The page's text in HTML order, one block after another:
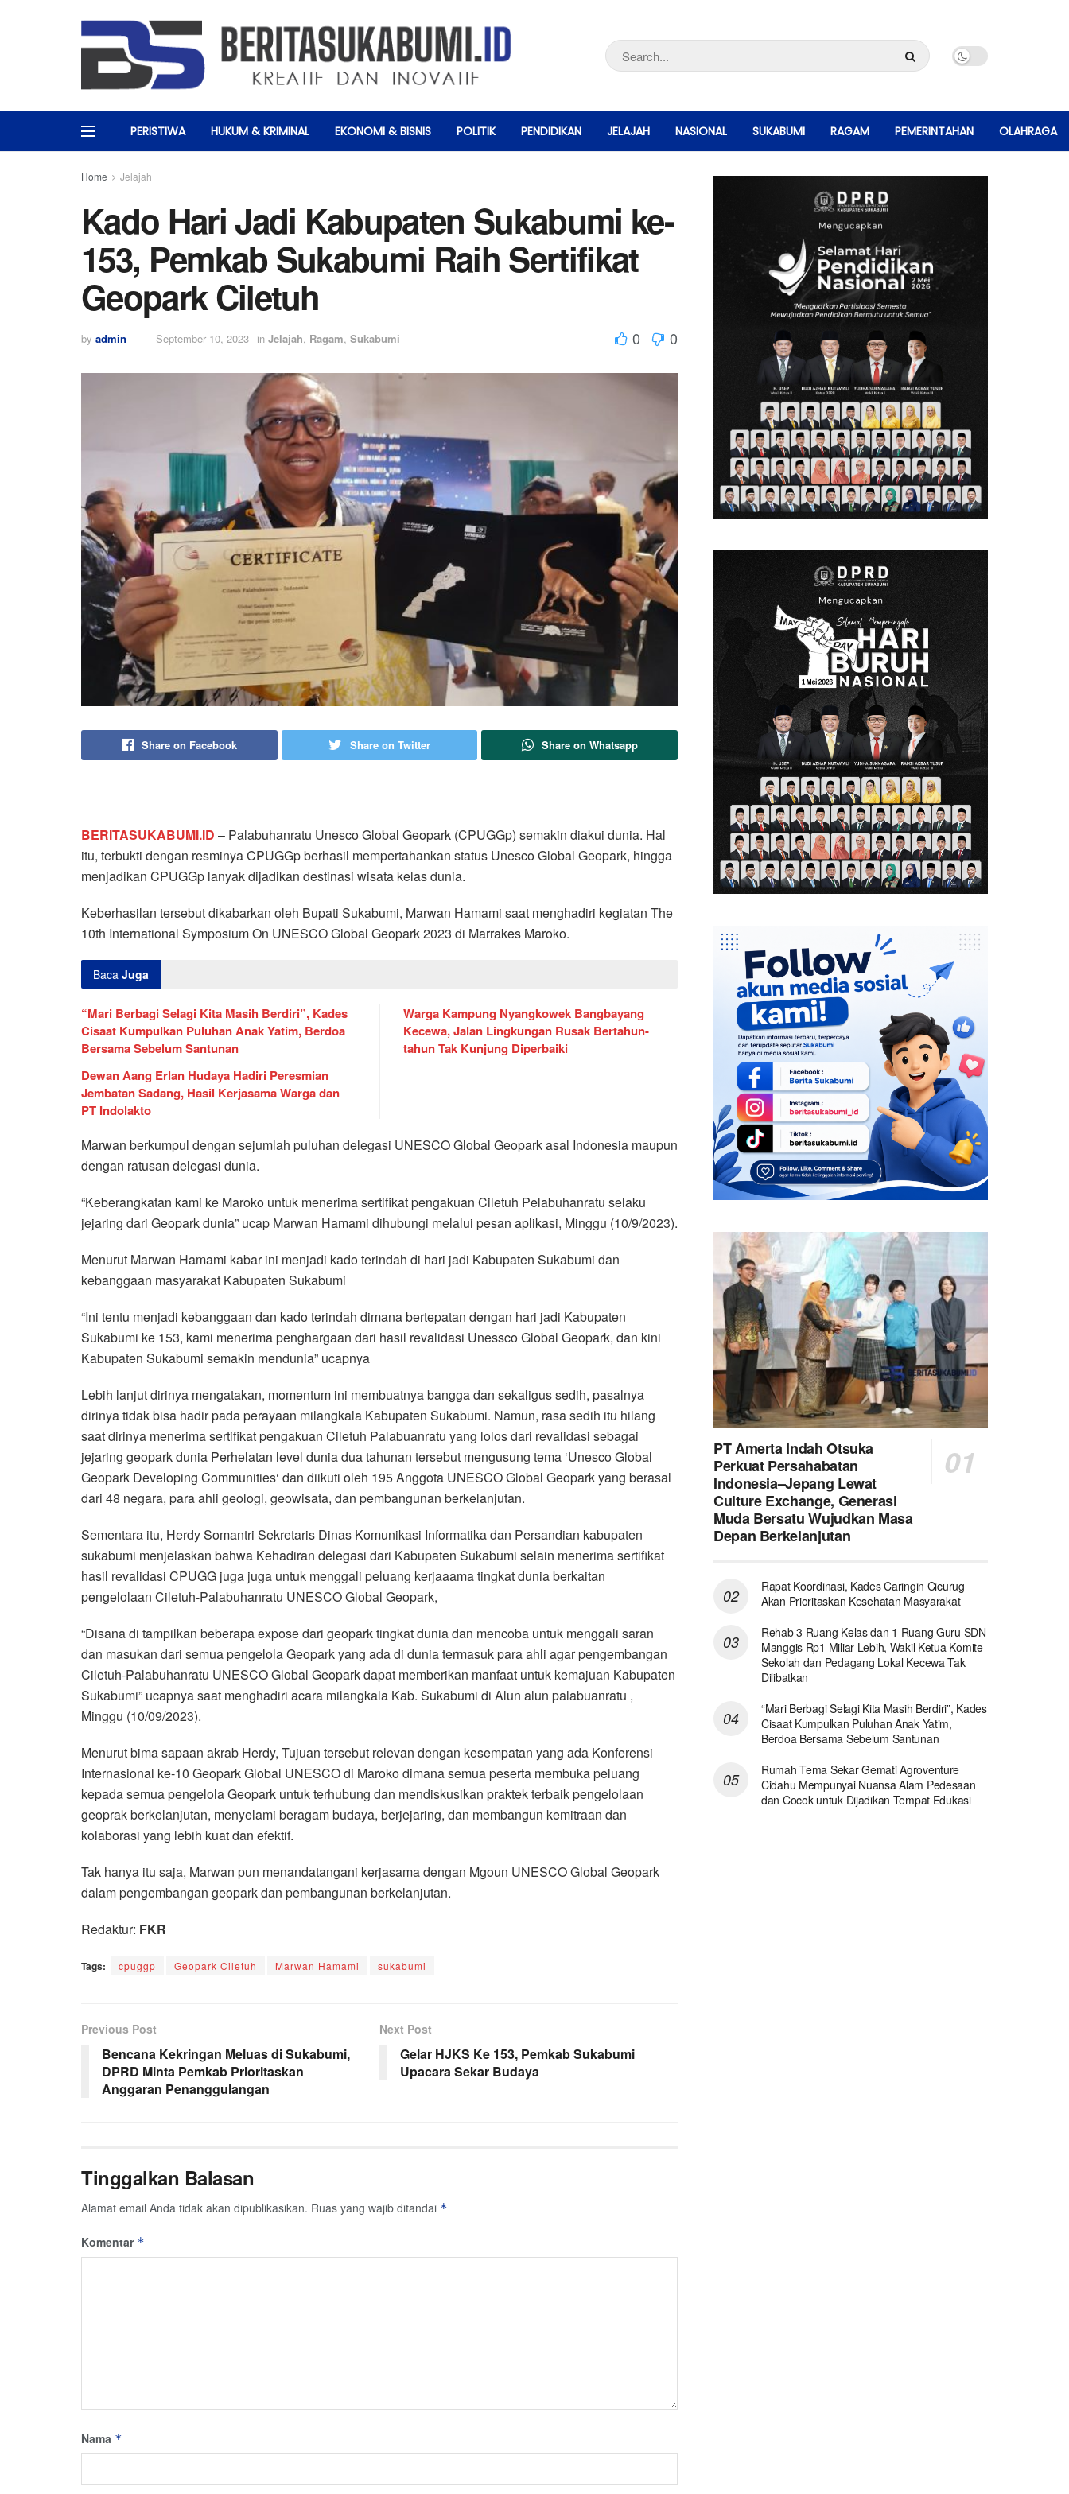
PERISTIWA HUKUM & KRIMINAL EKONOMI & BISNIS POLITIK PENDIDIKAN JELAJAH NASIONAL SUKABUMI RAGAM PEMERINTAHAN OLAHRAGA
Home Jelajah
Kado Hari Jadi Kabupaten Sukabumi ke-
153, Pemkab Sukabumi Raih Sertifikat
Geopark Ciletuh
by admin September 10, 2023 in Jelajah, Ragam, Sukabumi 0 0
Share on Facebook Share on Twitter Share on Whatsapp
BERITASUKABUMI.ID – Palabuhanratu Unesco Global Geopark (CPUGGp) semakin diakui dunia. Hal
itu, terbukti dengan resminya CPUGGp berhasil mempertahankan status Unesco Global Geopark, hingga
menjadikan CPUGGp lanyak dijadikan destinasi wisata kelas dunia.
Keberhasilan tersebut dikabarkan oleh Bupati Sukabumi, Marwan Hamami saat menghadiri kegiatan The
10th International Symposium On UNESCO Global Geopark 2023 di Marrakes Maroko.
Baca Juga
“Mari Berbagi Selagi Kita Masih Berdiri”, Kades
Cisaat Kumpulkan Puluhan Anak Yatim, Berdoa
Bersama Sebelum Santunan
Dewan Aang Erlan Hudaya Hadiri Peresmian
Jembatan Sadang, Hasil Kerjasama Warga dan
PT Indolakto
Warga Kampung Nyangkowek Bangbayang
Kecewa, Jalan Lingkungan Rusak Bertahun-
tahun Tak Kunjung Diperbaiki
Marwan berkumpul dengan sejumlah puluhan delegasi UNESCO Global Geopark asal Indonesia maupun
dengan ratusan delegasi dunia.
“Keberangkatan kami ke Maroko untuk menerima sertifikat pengakuan Ciletuh Pelabuhanratu selaku
jejaring dari Geopark dunia” ucap Marwan Hamami dihubungi melalui pesan aplikasi, Minggu (10/9/2023).
Menurut Marwan Hamami kabar ini menjadi kado terindah di hari jadi Kabupaten Sukabumi dan
kebanggaan masyarakat Kabupaten Sukabumi
“Ini tentu menjadi kebanggaan dan kado terindah dimana bertepatan dengan hari jadi Kabupaten
Sukabumi ke 153, kami menerima penghargaan dari hasil revalidasi Unessco Global Geopark, dan kini
Kabupaten Sukabumi semakin mendunia” ucapnya
Lebih lanjut dirinya mengatakan, momentum ini membuatnya bangga dan sekaligus sedih, pasalnya
dirinya tidak bisa hadir pada perayaan milangkala Kabupaten Sukabumi. Namun, rasa sedih itu hilang
saat dirinya menerima sertifikat pengakuan Ciletuh Palabuanratu yang lolos dari revalidasi sebagai
jejaring geopark dunia Perhelatan level dunia dua tahunan tersebut mengusung tema ‘Unesco Global
Geopark Developing Communities‘ dan diikuti oleh 195 Anggota UNESCO Global Geopark yang berasal
dari 48 negara, para ahli geologi, geowisata, dan pembangunan berkelanjutan.
Sementara itu, Herdy Somantri Sekretaris Dinas Komunikasi Informatika dan Persandian kabupaten
sukabumi menjelaskan bahwa Kehadiran delegasi dari Kabupaten Sukabumi selain menerima sertifikat
hasil revalidasi CPUGG juga juga untuk menggali peluang kerjaaama tingkat dunia berkaitan
pengelolaan Ciletuh-Palabuhanratu UNESCO Global Geopark,
“Disana di tampilkan beberapa expose dari geopark tingkat dunia dan mencoba untuk menggali saran
dan masukan dari semua pengelola Geopark yang ada di dunia termasuk para ahli agar pengembangan
Ciletuh-Palabuhanratu UNESCO Global Geopark dapat memberikan manfaat untuk kemajuan Kabupaten
Sukabumi” ucapnya saat menghadiri acara milangkala Kab. Sukabumi di Alun alun palabuanratu ,
Minggu (10/09/2023).
Menurut bima sapaan akrab Herdy, Tujuan tersebut relevan dengan kesempatan yang ada Konferensi
Internasional ke-10 Geopark Global UNESCO di Maroko dimana semua peserta membuka peluang
kepada semua pengelola Geopark untuk terhubung dan mendiskusikan praktek terbaik pengelolaan
geoprak berkelanjutan, menyelami beragam budaya, berjejaring, dan membangun kemitraan dan
kolaborasi yang lebih kuat dan efektif.
Tak hanya itu saja, Marwan pun menandatangani kerjasama dengan Mgoun UNESCO Global Geopark
dalam pengembangan geopark dan pembangunan berkelanjutan.
Redaktur: FKR
Tags: cpuggp Geopark Ciletuh Marwan Hamami sukabumi
Previous Post
Bencana Kekringan Meluas di Sukabumi,
DPRD Minta Pemkab Prioritaskan
Anggaran Penanggulangan
Next Post
Gelar HJKS Ke 153, Pemkab Sukabumi
Upacara Sekar Budaya
Tinggalkan Balasan
Alamat email Anda tidak akan dipublikasikan. Ruas yang wajib ditandai *
Komentar *
Nama *
PT Amerta Indah Otsuka
Perkuat Persahabatan
Indonesia–Jepang Lewat
Culture Exchange, Generasi
Muda Bersatu Wujudkan Masa
Depan Berkelanjutan
Rapat Koordinasi, Kades Caringin Cicurug
Akan Prioritaskan Kesehatan Masyarakat
Rehab 3 Ruang Kelas dan 1 Ruang Guru SDN
Manggis Rp1 Miliar Lebih, Wakil Ketua Komite
Sekolah dan Pedagang Lokal Kecewa Tak
Dilibatkan
“Mari Berbagi Selagi Kita Masih Berdiri”, Kades
Cisaat Kumpulkan Puluhan Anak Yatim,
Berdoa Bersama Sebelum Santunan
Rumah Tema Sekar Gemati Agroventure
Cidahu Mempunyai Nuansa Alam Pedesaan
dan Cocok untuk Dijadikan Tempat Edukasi